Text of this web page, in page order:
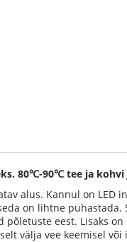
80℃-90℃ tee ja kohvi
alus. Kannul on LED
on lihtne puhastada.
eest. Lisaks
välja vee keemisel või